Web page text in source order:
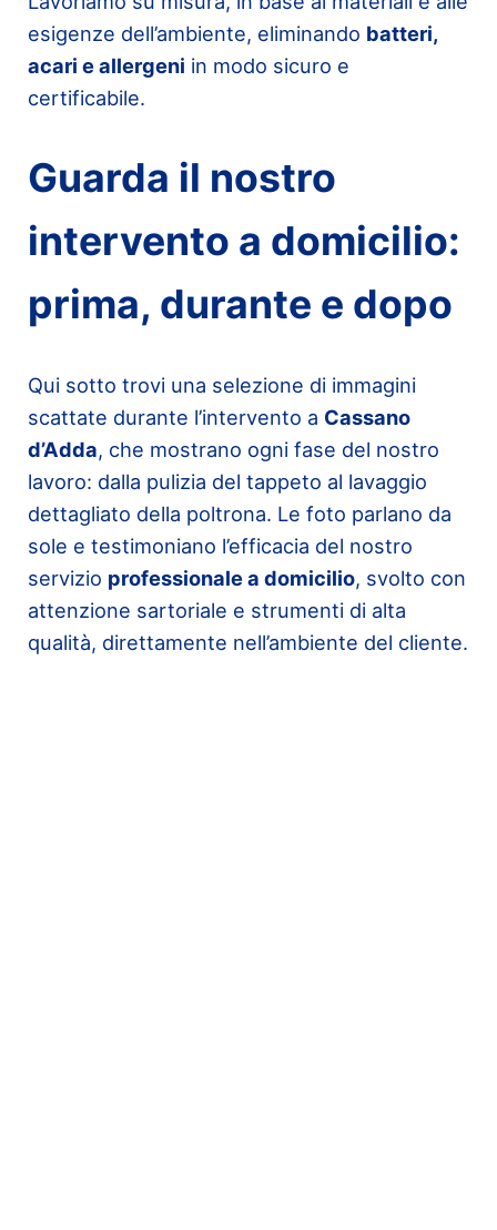
esigenze dell’ambiente, eliminando batteri,
acari e allergeni in modo sicuro e
certificabile.
Guarda il nostro
intervento a domicilio:
prima, durante e dopo
Qui sotto trovi una selezione di immagini
scattate durante l’intervento a Cassano
d’Adda, che mostrano ogni fase del nostro
lavoro: dalla pulizia del tappeto al lavaggio
dettagliato della poltrona. Le foto parlano da
sole e testimoniano l’efficacia del nostro
servizio professionale a domicilio, svolto con
attenzione sartoriale e strumenti di alta
qualità, direttamente nell’ambiente del cliente.